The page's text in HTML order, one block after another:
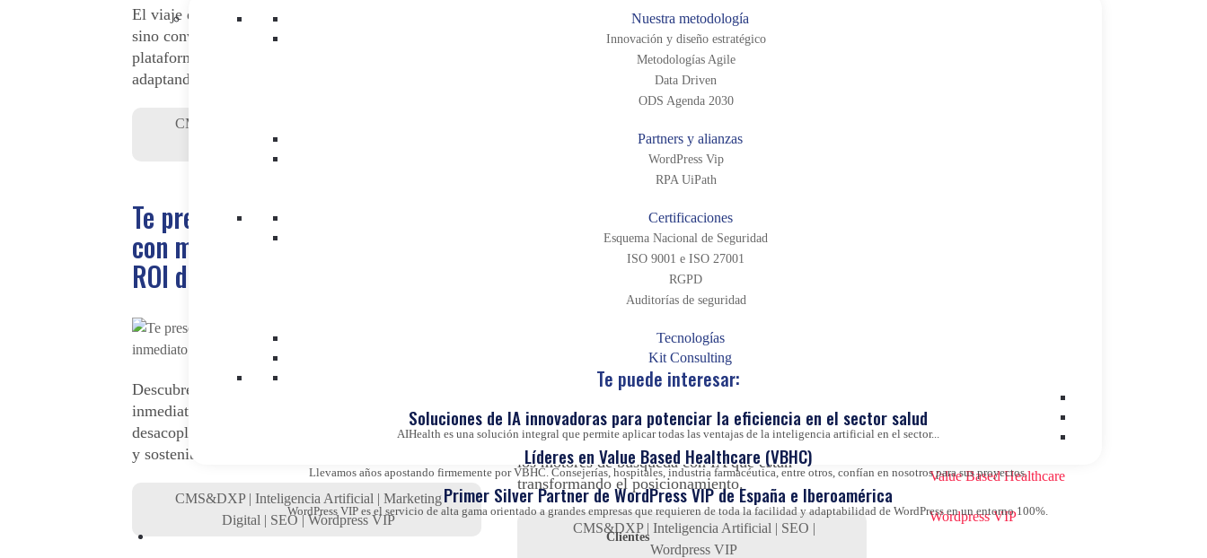
Nuestra metodología
Innovación y diseño estratégico
Metodologías Agile
Data Driven
ODS Agenda 2030
Partners y alianzas
WordPress Vip
RPA UiPath
Certificaciones
Esquema Nacional de Seguridad
ISO 9001 e ISO 27001
RGPD
Auditorías de seguridad
Tecnologías
Kit Consulting
Te puede interesar:
Soluciones de IA innovadoras para potenciar la eficiencia en el sector salud
AIHealth es una solución integral que permite aplicar todas las ventajas de la inteligencia artificial en el sector...
Líderes en Value Based Healthcare (VBHC)
Llevamos años apostando firmemente por VBHC. Consejerías, hospitales, industria farmacéutica, entre otros, confían en nosotros para sus proyectos.
Primer Silver Partner de WordPress VIP de España e Iberoamérica
WordPress VIP es el servicio de alta gama orientado a grandes empresas que requieren de toda la facilidad y adaptabilidad de WordPress en un entorno 100%.
Clientes
El viaje de compra online ya no empieza en Google,
sino conversando con una IA. Descubre cómo
plataformas como Shopify y PrestaShop se están
adaptando al ecommerce conversacional.
CMS&DXP
Drupal se preparan para un entorno donde el control
del canal ya no es de la marca.
Inteligencia Artificial | Marketing Digital
Te presentamos las 5 tecnologías
con mayor impacto inmediato en
ROI de cara a 2026
Descubre las 5 tecnologías de CMS y DXP con ROI
inmediato en 2026: IA en el CMS, frontend
desacoplado, modularidad, personalización con datos
y sostenibilidad.
CMS&DXP| Inteligencia Artificial | Marketing
Digital | SEO|Wordpress VIP
Migrar un CMS sin perder el
posicionamiento: cómo evitar
errores críticos en la era del SEO
Migrar un CMS sin perder SEO es posible. Aquí
tienes los pasos técnicos clave y cómo enfrentarse a
los motores de búsqueda con IA que están
transformando el posicionamiento.
CMS&DXP| Inteligencia Artificial | SEO |
Wordpress VIP
Transformación Digital
Value Based Healthcare
Wordpress VIP